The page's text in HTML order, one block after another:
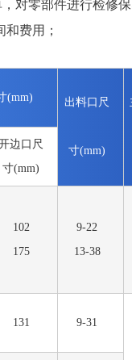
对零部件进行检修
费用；
(mm) 出料口尺
寸(mm)
边口尺
寸(mm)
102
175
9-22
13-38
131 9-31